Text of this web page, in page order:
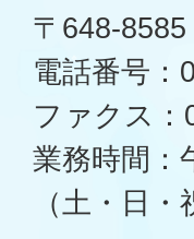
〒648-
電話番号：
ファクス：
業務時間：
（土・日